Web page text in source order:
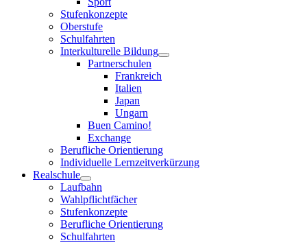
Stufenkonzepte
Oberstufe
Schulfahrten
Interkulturelle Bildung
Partnerschulen
Frankreich
Italien
Japan
Ungarn
Buen Camino!
Exchange
Berufliche Orientierung
Individuelle Lernzeitverkürzung
Realschule
Laufbahn
Wahlpflichtfächer
Stufenkonzepte
Berufliche Orientierung
Schulfahrten